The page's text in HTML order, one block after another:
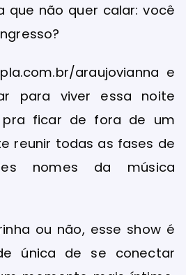
que não quer calar: você
araujovianna e
para viver essa noite
pra ficar de fora de um
reunir todas as fases de
nomes da música
ou não, esse show é
única de se conectar